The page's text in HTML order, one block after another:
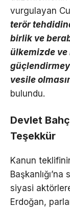
vurgulayan
terör
birlik ve
ülkemizde
vesile
bulundu.
Devlet
Teşekkür
Kanun
siyasi
Erdoğan,